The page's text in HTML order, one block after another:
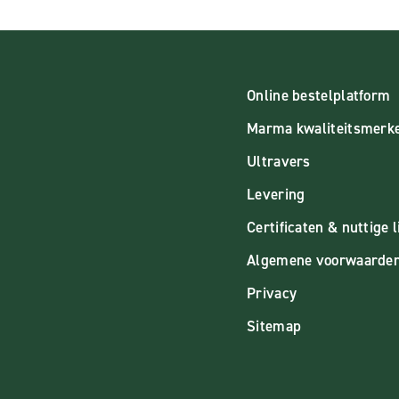
Online bestelplatform
Marma
Ultravers
Levering
Certificaten & nuttige
Algemene
Privacy
Sitemap